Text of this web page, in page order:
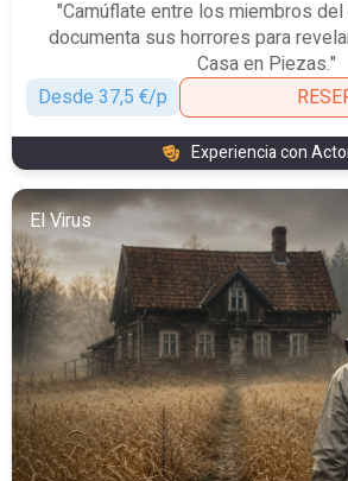
"Camúflate entre los miembros
documenta sus horrores para
Casa en Piezas."
Desde 37,5 €/p
Experiencia con
El Virus